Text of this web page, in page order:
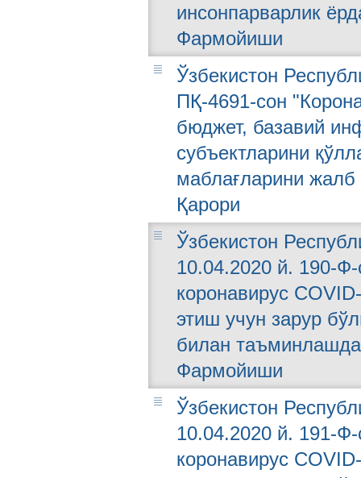
инсонпарварлик
Фармойиши
Ўзбекистон
ПҚ-4691-сон
бюджет, базавий
субъектларини
маблағларини жалб
Қарори
Ўзбекистон
10.04.2020 й. 190-
коронавирус
этиш учун зарур
билан
Фармойиши
Ўзбекистон
10.04.2020 й. 191-Ф-
коронавирус